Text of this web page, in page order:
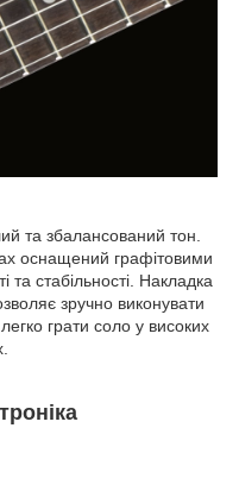
та збалансований тон.
оснащений графітовими
та стабільності. Накладка
зручно виконувати
грати соло у високих